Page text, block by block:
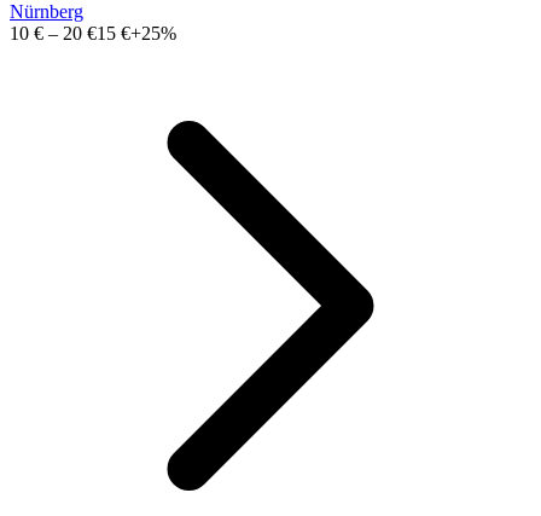
Nürnberg
10 € – 20 €15 €+25%